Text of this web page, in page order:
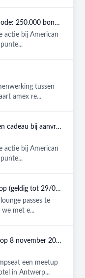
American Express referral - kortingscode: 250.000 bonuspunten GRATIS
actie bij American
tussen
amex re...
Amex Promo: krijg nu 150.000 punten cadeau bij aanvraag van een American Express Platinum kaart!
actie bij American
Brussels Airport Lounge passes te koop (geldig tot 29/08/2026)
passes te
we met e...
Jumpseat meetup @ Moxy Antwerp op 8 november 2025
een meetup
in Antwerp...